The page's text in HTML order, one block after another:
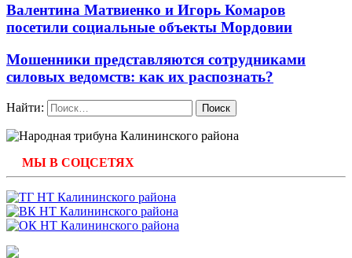
Валентина Матвиенко и Игорь Комаров
посетили социальные объекты Мордовии
Мошенники представляются сотрудниками
силовых ведомств: как их распознать?
Найти:
МЫ В СОЦСЕТЯХ